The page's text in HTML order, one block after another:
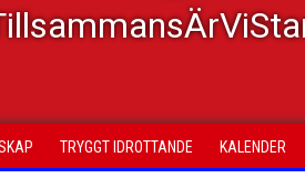
TRYGGT IDROTTANDE KALENDER